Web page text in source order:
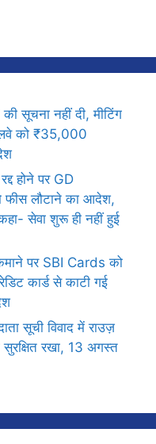
सूचना नहीं दी, मीटिंग
को ₹35,000
होने पर GD
लौटाने का आदेश,
सेवा शुरू ही नहीं हुई
पर SBI Cards को
कार्ड से काटी गई
सूची विवाद में राउज़
सुरक्षित रखा, 13 अगस्त